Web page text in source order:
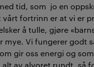
tid, som jo en
vårt fortrinn er at vi er
å tulle, gjøre
mye. Vi fungerer godt
gir oss energi og
alt av alvoret rundt, så